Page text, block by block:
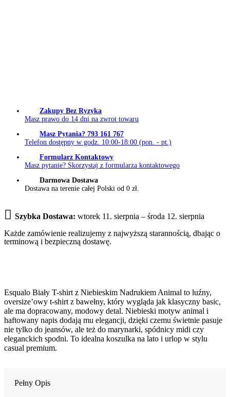
Zakupy Bez Ryzyka
Masz prawo do 14 dni na zwrot towaru
Masz Pytania? 793 161 767
Telefon dostępny w godz. 10:00-18:00 (pon. - pt.)
Formularz Kontaktowy
Masz pytanie? Skorzystaj z formularza kontaktowego
Darmowa Dostawa
Dostawa na terenie całej Polski od 0 zł.
Szybka Dostawa: wtorek 11. sierpnia – środa 12. sierpnia
Każde zamówienie realizujemy z najwyższą starannością, dbając o
terminową i bezpieczną dostawę.
Esqualo Biały T-shirt z Niebieskim Nadrukiem Animal to luźny,
oversize’owy t-shirt z bawełny, który wygląda jak klasyczny basic,
ale ma dopracowany, modowy detal. Niebieski motyw animal i
haftowany napis dodają mu elegancji, dzięki czemu świetnie pasuje
nie tylko do jeansów, ale też do marynarki, spódnicy midi czy
eleganckich spodni. To idealna koszulka na lato i urlop w stylu
casual premium.
Pełny Opis